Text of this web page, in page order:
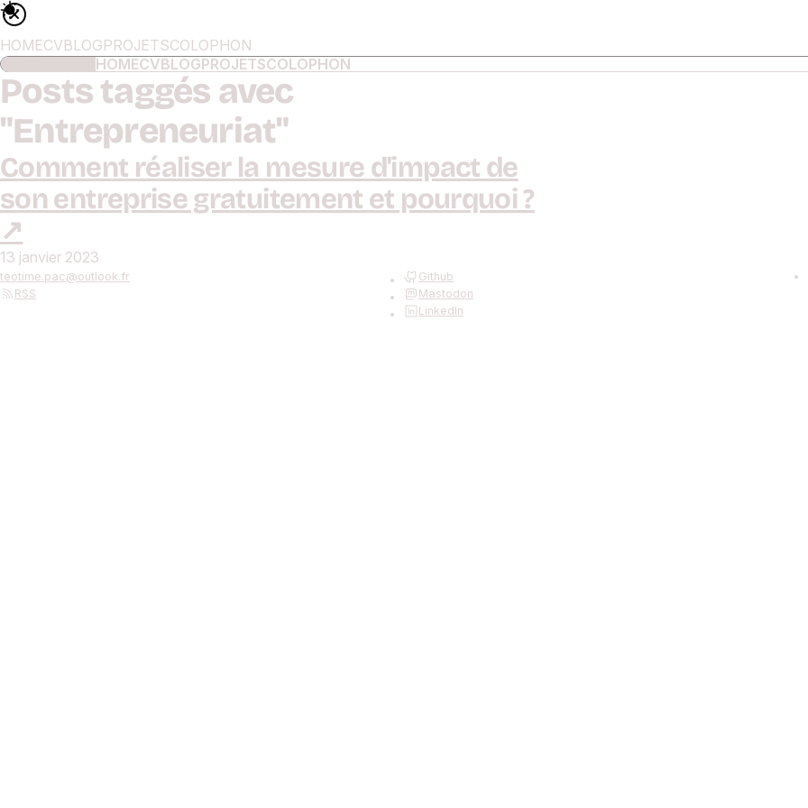
HOMECVBLOGPROJETSCOLOPHON
NAVIGATION HOMECVBLOGPROJETSCOLOPHON
Posts taggés avec
"Entrepreneuriat"
Comment réaliser la mesure d'impact de
son entreprise gratuitement et pourquoi ?
13 janvier 2023
teotime.pac@outlook.fr
RSS
Github
Mastodon
LinkedIn